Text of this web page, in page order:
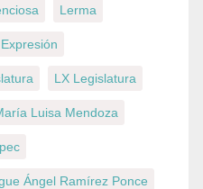
Lerma
LX Legislatura
Luisa Mendoza
Ángel Ramírez Ponce